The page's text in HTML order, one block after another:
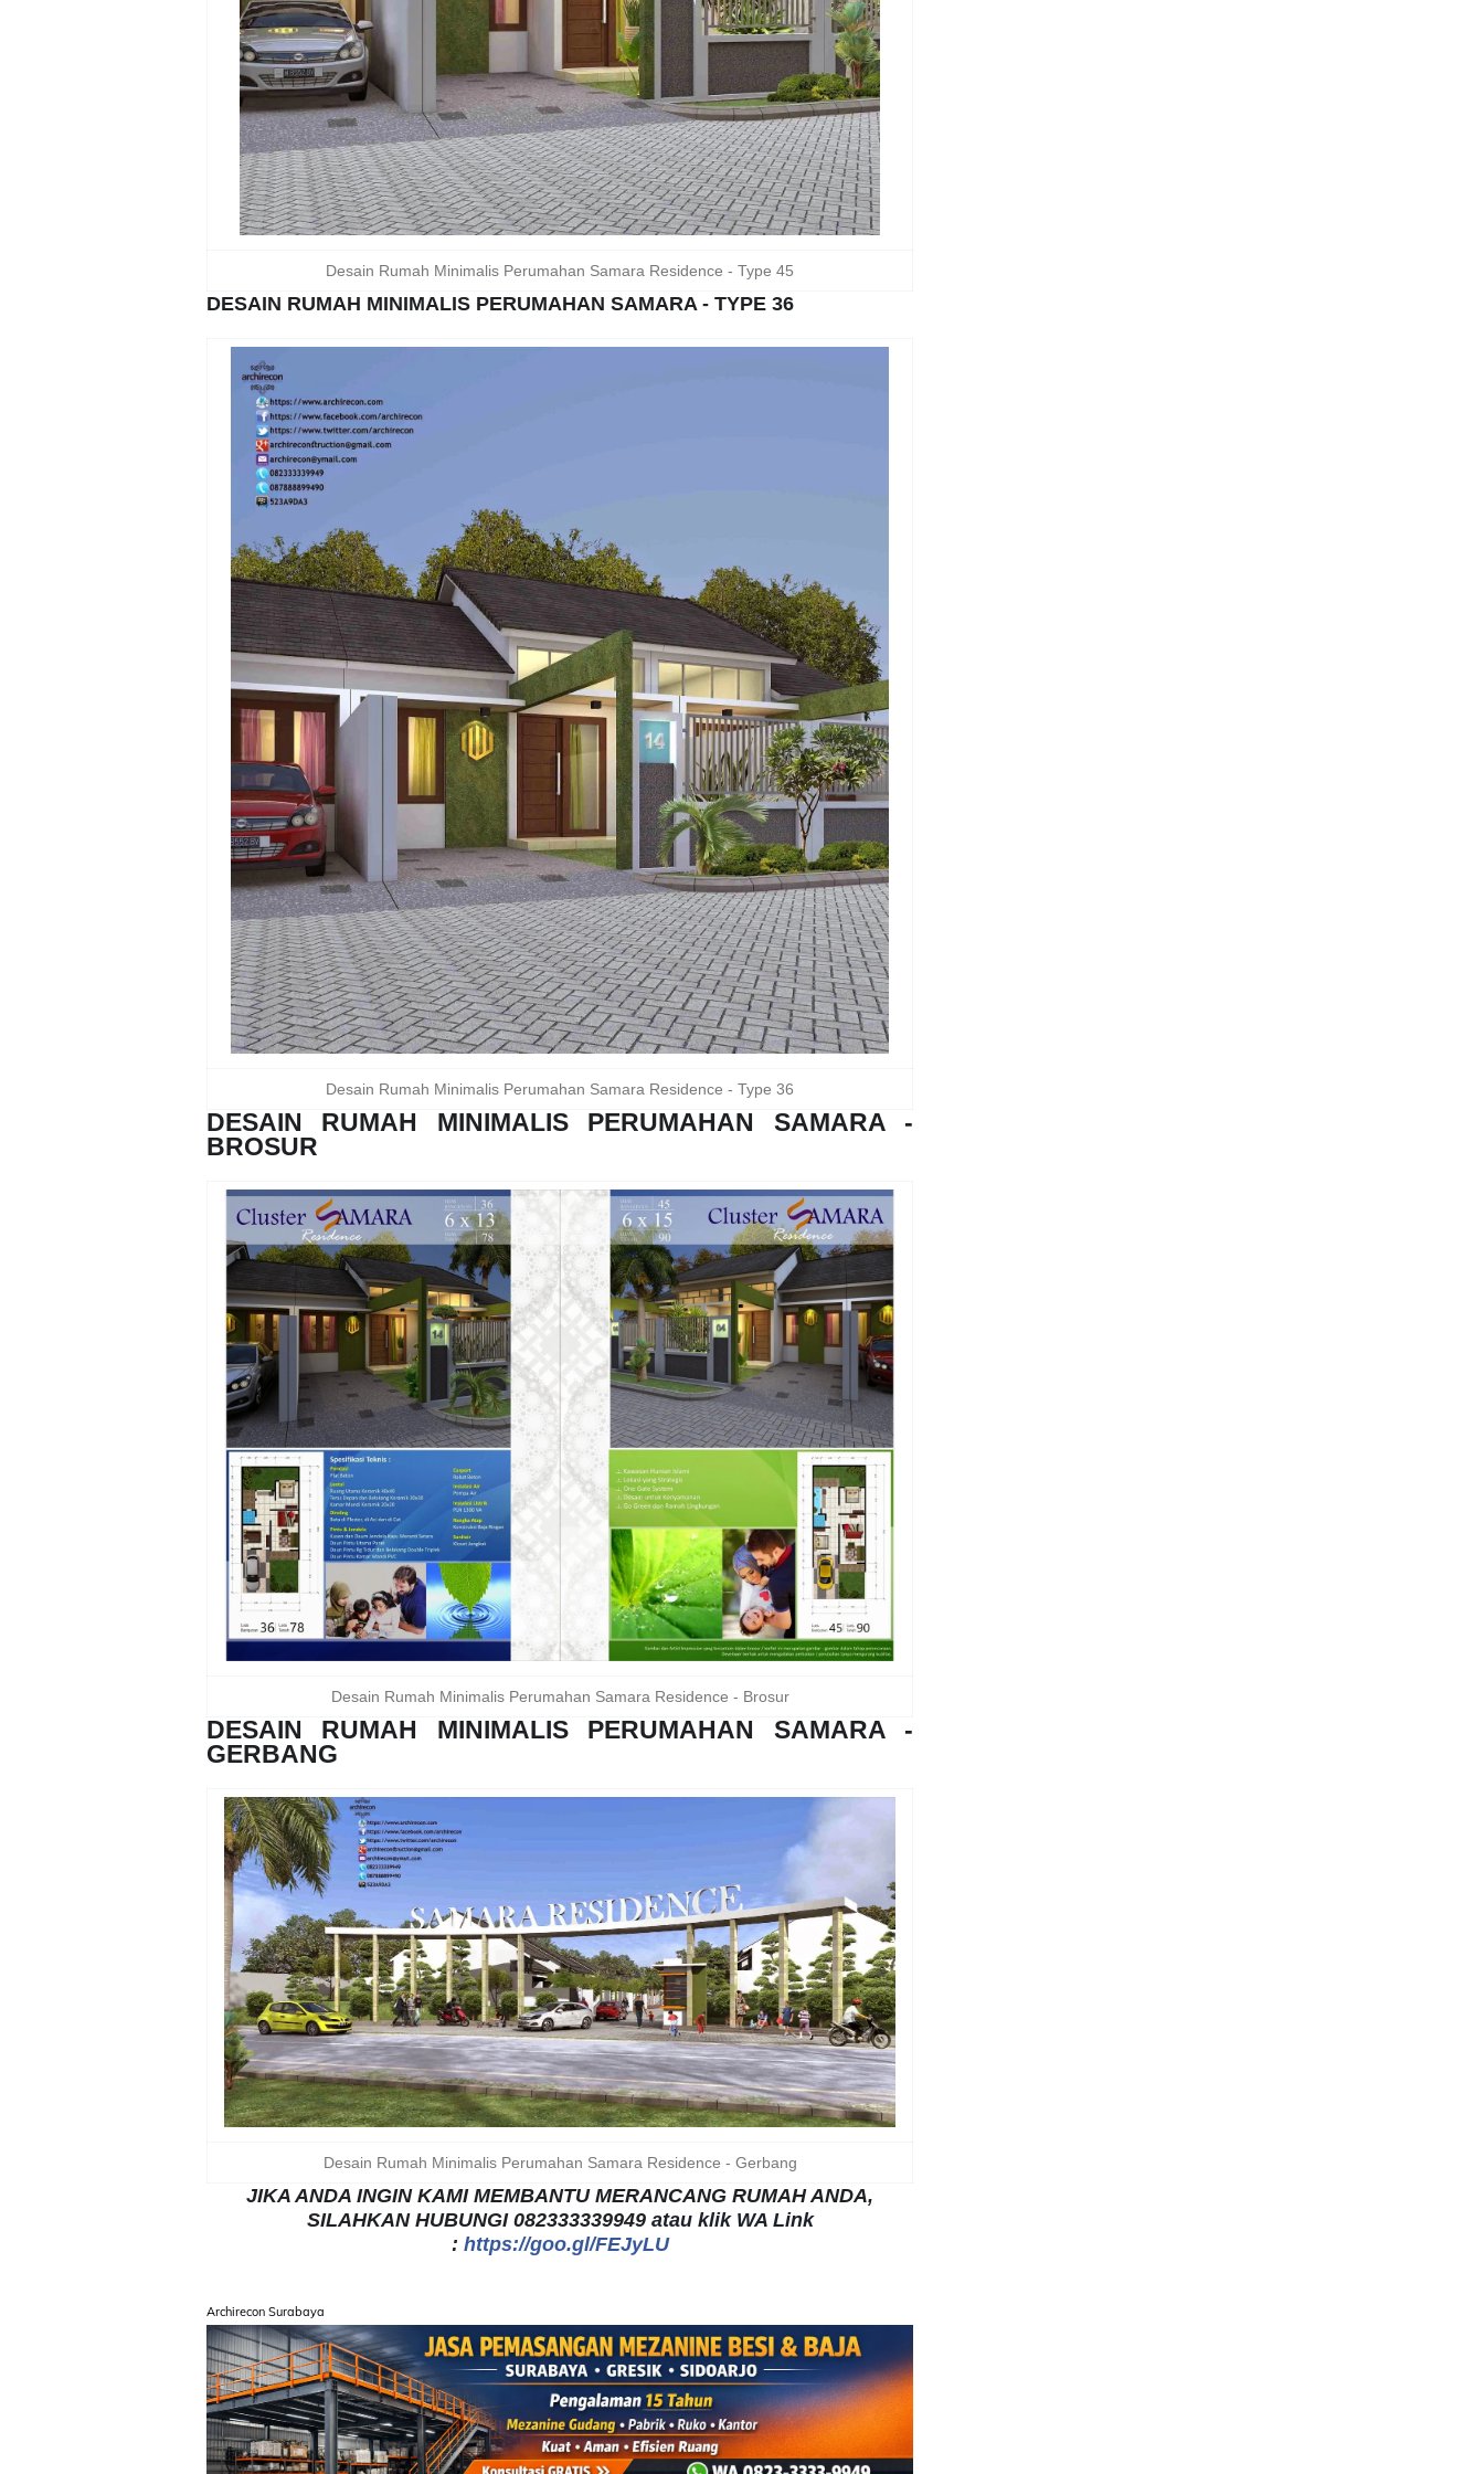
Desain Rumah Minimalis Perumahan Samara Residence - Type 45
DESAIN RUMAH MINIMALIS PERUMAHAN SAMARA - TYPE 36
Desain Rumah Minimalis Perumahan Samara Residence - Type 36
DESAIN RUMAH MINIMALIS PERUMAHAN SAMARA -
BROSUR
Desain Rumah Minimalis Perumahan Samara Residence - Brosur
DESAIN RUMAH MINIMALIS PERUMAHAN SAMARA -
GERBANG
Desain Rumah Minimalis Perumahan Samara Residence - Gerbang
JIKA ANDA INGIN KAMI MEMBANTU MERANCANG RUMAH ANDA,
SILAHKAN HUBUNGI 082333339949 atau klik WA Link
: https://goo.gl/FEJyLU
Archirecon Surabaya